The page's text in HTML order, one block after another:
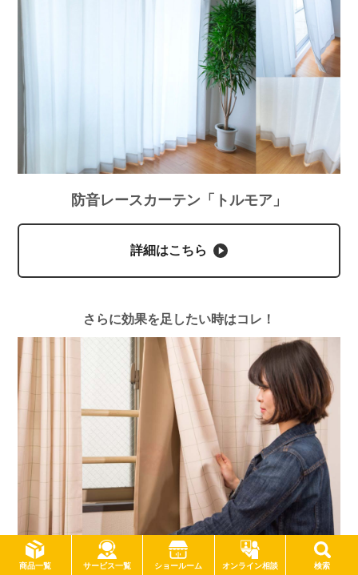
商品一覧 サービス一覧 ショールーム オンライン相談 検索
防音レースカーテン「トルモア」
詳細はこちら
さらに効果を足したい時はコレ！